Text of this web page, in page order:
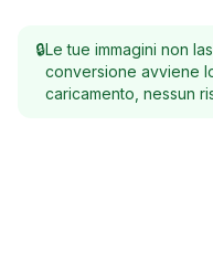
🔒Le tue immagini non
conversione avviene
caricamento, nessun